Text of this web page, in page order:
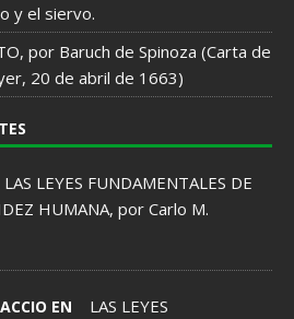
y el siervo.
por Baruch de Spinoza (Carta de
20 de abril de 1663)
LAS LEYES FUNDAMENTALES DE
HUMANA, por Carlo M.
EN
LAS LEYES